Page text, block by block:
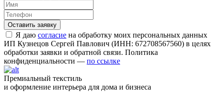
Я даю согласие на обработку моих персональных данных
ИП Кузнецов Сергей Павлович (ИНН: 672708567560) в целях
обработки заявки и обратной связи. Политика
конфиденциальности — по ссылке
Премиальный текстиль
и оформление интерьера для дома и бизнеса